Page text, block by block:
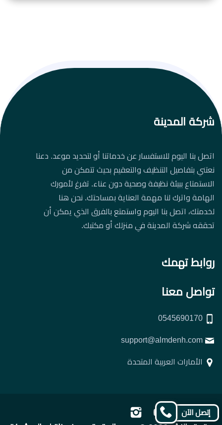
شركة المدينة
اتصل بنا اليوم للاستفسار عن خدماتنا أو لتحديد موعد. دعنا
نعتني بتفاصيل التنظيف والتعقيم بحيث تتمكن من
الاستمتاع ببيئة نظيفة وصحية دون عناء. تفرغ لأمورك
الهامة واترك لنا مهمة العناية بمساحتك. نحن هنا
لخدمتك، اتصل بنا اليوم واستمتع بالفرق الذي يمكن أن
تحققه شركة المدينة في منزلك أو مكتبك.
روابط تهمك
تواصل معنا
الأمارات العربية المتحدة
تابعنا
تابعنا
تابعنا
إتصل الآن